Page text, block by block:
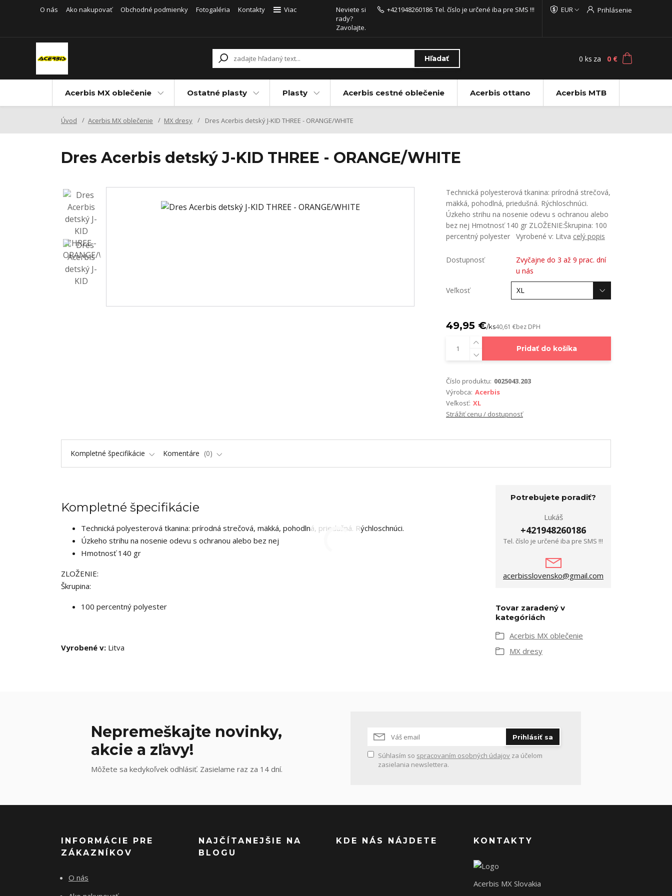
O nás Ako nakupovať Obchodné podmienky Fotogaléria Kontakty Viac EUR Prihlásenie
Hľadať
Neviete si
rady?
Zavolajte.
+421948260186 Tel. číslo je určené iba pre SMS !!!
0 ks za 0 €
Acerbis MX oblečenie Ostatné plasty Plasty Acerbis cestné oblečenie Acerbis ottano Acerbis MTB
Úvod Acerbis MX oblečenie MX dresy Dres Acerbis detský J-KID THREE - ORANGE/WHITE
Dres Acerbis detský J-KID THREE - ORANGE/WHITE
Technická polyesterová tkanina: prírodná strečová,
mäkká, pohodlná, priedušná. Rýchloschnúci.
Úzkeho strihu na nosenie odevu s ochranou alebo
bez nej Hmotnosť 140 gr ZLOŽENIE:Škrupina: 100
percentný polyester Vyrobené v: Litva celý popis
Dostupnosť
Zvyčajne do 3 až 9 prac. dní
u nás
Veľkosť
49,95 €/ks40,61 €bez DPH
Pridať do košíka
Číslo produktu: 0025043.203
Výrobca: Acerbis
Veľkosť: XL
Strážiť cenu / dostupnosť
Kompletné špecifikácie Komentáre 0
Kompletné špecifikácie
Technická polyesterová tkanina: prírodná strečová, mäkká, pohodlná, priedušná. Rýchloschnúci.
Úzkeho strihu na nosenie odevu s ochranou alebo bez nej
Hmotnosť 140 gr
ZLOŽENIE:
Škrupina:
100 percentný polyester
Vyrobené v: Litva
Potrebujete poradiť?
Lukáš
+421948260186
Tel. číslo je určené iba pre SMS !!!
acerbisslovensko@gmail.com
Tovar zaradený v
kategóriách
Acerbis MX oblečenie
MX dresy
Nepremeškajte novinky,
akcie a zľavy!
Môžete sa kedykoľvek odhlásiť. Zasielame raz za 14 dní.
Prihlásiť sa
Súhlasím so spracovaním osobných údajov za účelom
zasielania newslettera.
INFORMÁCIE PRE
ZÁKAZNÍKOV
O nás
NAJČÍTANEJŠIE NA
BLOGU
KDE NÁS NÁJDETE KONTAKTY
Acerbis MX Slovakia